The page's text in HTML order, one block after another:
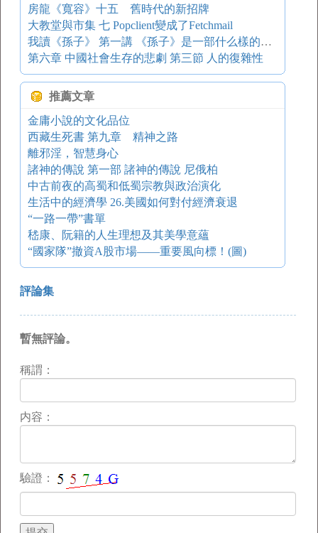
房龍《寬容》十五 舊時代的新招牌
大教堂與市集 七 Popclient變成了Fetchmail
我讀《孫子》 第一講 《孫子》是一部什么樣的書 最低限度參考書
第六章 中國社會生存的悲劇 第三節 人的復雜性
推薦文章
金庸小說的文化品位
西藏生死書 第九章 精神之路
離邪淫，智慧身心
諸神的傳說 第一部 諸神的傳說 尼俄柏
中古前夜的高蜀和低蜀宗教與政治演化
生活中的經濟學 26.美國如何對付經濟衰退
“一路一帶”書單
嵇康、阮籍的人生理想及其美學意蘊
“國家隊”撤資A股市場——重要風向標！(圖)
評論集
暫無評論。
稱謂：
内容：
驗證：